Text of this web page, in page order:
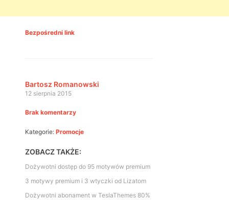
Bezpośredni link
Bartosz Romanowski
12 sierpnia 2015
Brak komentarzy
Kategorie: Promocje
ZOBACZ TAKŻE:
Dożywotni dostęp do 95 motywów premium
3 motywy premium i 3 wtyczki od Lizatom
Dożywotni abonament w TeslaThemes 80%